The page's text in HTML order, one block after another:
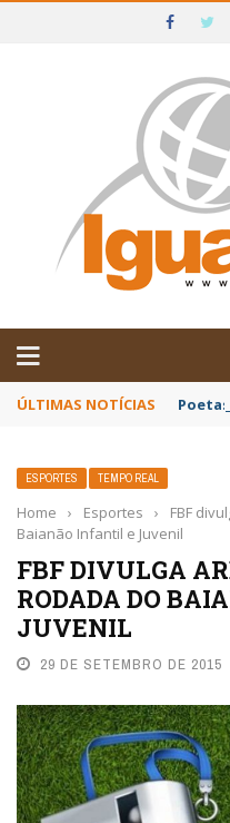
IGUAÍ E SUDOESTE DA
ÚLTIMAS NOTÍCIAS
ESPORTES TEMPO REAL
Home › Esportes ›
FBF
Baianão Infantil e Juvenil
FBF DIVULGA
RODADA DO
JUVENIL
29 DE SETEMBRO DE 2015